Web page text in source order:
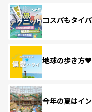
コスパもタイ
地球の歩き方
今年の夏はイ